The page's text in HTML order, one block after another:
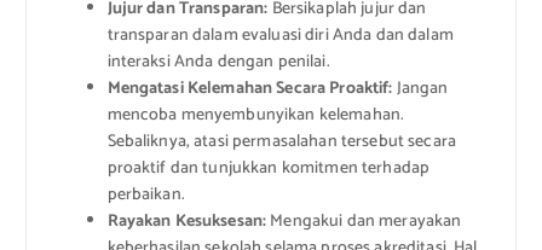
Jujur dan Transparan: Bersikaplah jujur ​​dan
transparan dalam evaluasi diri Anda dan dalam
interaksi Anda dengan penilai.
Mengatasi Kelemahan Secara Proaktif:Jangan
mencoba menyembunyikan kelemahan.
Sebaliknya, atasi permasalahan tersebut secara
proaktif dan tunjukkan komitmen terhadap
perbaikan.
Rayakan Kesuksesan:Mengakui dan merayakan